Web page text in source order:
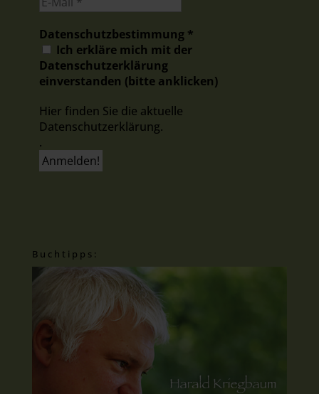
Datenschutzbestimmung *
Ich erkläre mich mit der
Datenschutzerklärung
einverstanden (bitte anklicken)
Hier finden Sie die aktuelle
Datenschutzerklärung.
.
Buchtipps: